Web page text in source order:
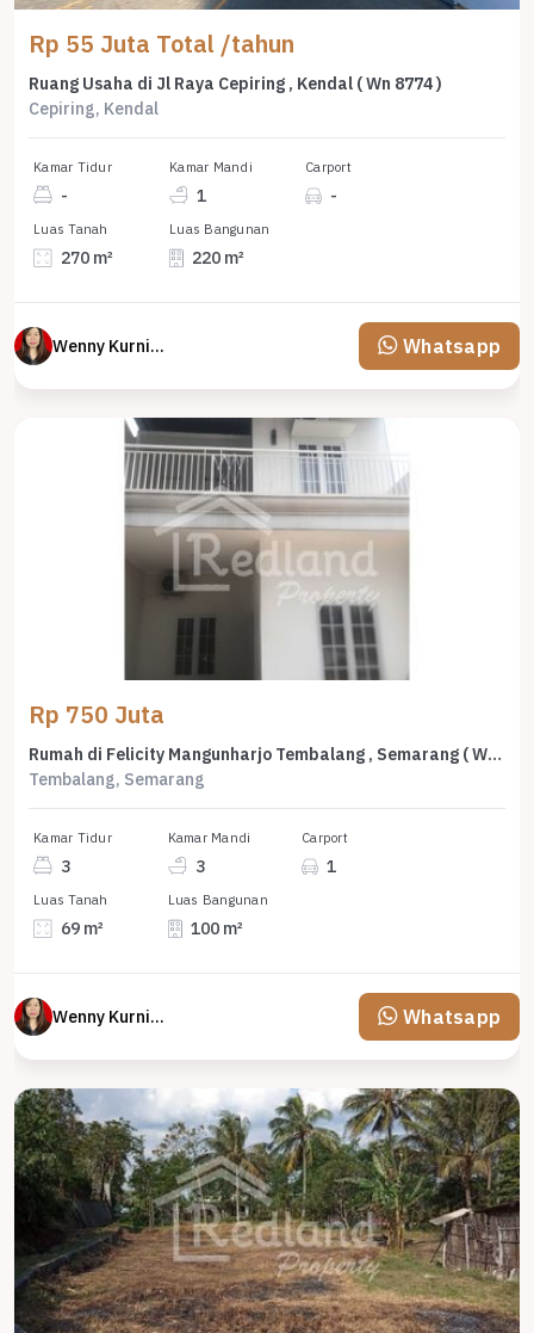
Rp 55 Juta Total /tahun
Ruang Usaha di Jl Raya Cepiring , Kendal ( Wn 8774 )
Cepiring, Kendal
Kamar Tidur
-
Kamar Mandi
1
Carport
-
Luas Tanah
270 m²
Luas Bangunan
220 m²
Wenny Kurniawati Whatsapp
Rp 750 Juta
Rumah di Felicity Mangunharjo Tembalang , Semarang ( Wn 8773 )
Tembalang, Semarang
Kamar Tidur
3
Kamar Mandi
3
Carport
1
Luas Tanah
69 m²
Luas Bangunan
100 m²
Wenny Kurniawati Whatsapp